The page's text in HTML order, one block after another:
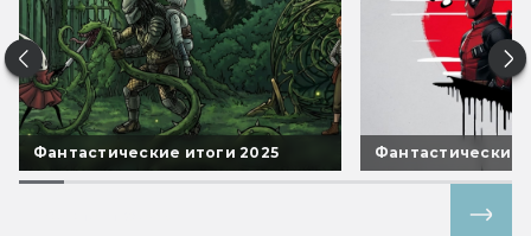
Фантастические итоги 2025 Фантастические